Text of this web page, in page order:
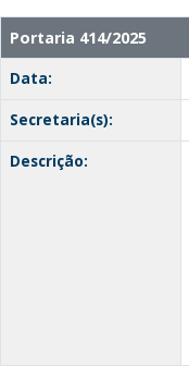
Portaria 414/2025
Data:
Secretaria(s):
Descrição: